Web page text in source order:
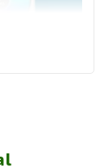
bền bỉ theo